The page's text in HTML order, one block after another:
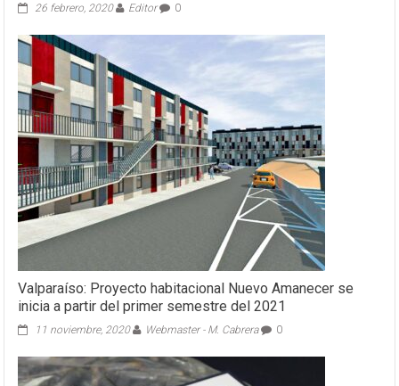
26 febrero, 2020 Editor 0
Valparaíso: Proyecto habitacional Nuevo Amanecer se
inicia a partir del primer semestre del 2021
11 noviembre, 2020 Webmaster - M. Cabrera 0